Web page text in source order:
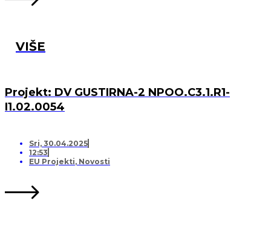
VIŠE
Projekt: DV GUSTIRNA-2 NPOO.C3.1.R1-
I1.02.0054
Sri, 30.04.2025
12:53
EU Projekti, Novosti